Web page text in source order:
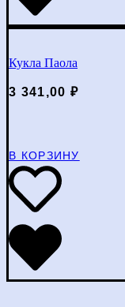
Кукла Паола
3 341,00 ₽
В КОРЗИНУ